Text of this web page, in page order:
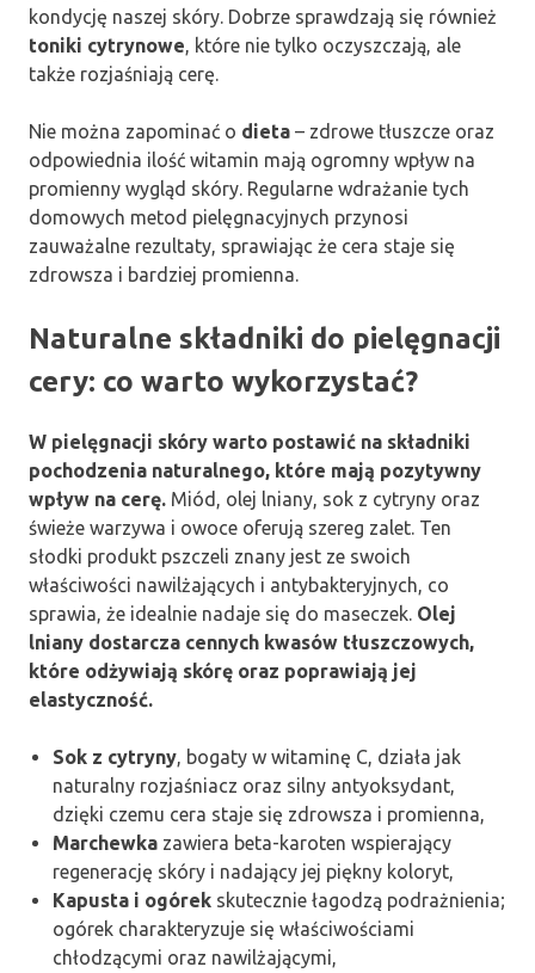
kondycję naszej skóry. Dobrze sprawdzają się również
toniki cytrynowe, które nie tylko oczyszczają, ale
także rozjaśniają cerę.
Nie można zapominać o dieta – zdrowe tłuszcze oraz
odpowiednia ilość witamin mają ogromny wpływ na
promienny wygląd skóry. Regularne wdrażanie tych
domowych metod pielęgnacyjnych przynosi
zauważalne rezultaty, sprawiając że cera staje się
zdrowsza i bardziej promienna.
Naturalne składniki do pielęgnacji
cery: co warto wykorzystać?
W pielęgnacji skóry warto postawić na składniki
pochodzenia naturalnego, które mają pozytywny
wpływ na cerę. Miód, olej lniany, sok z cytryny oraz
świeże warzywa i owoce oferują szereg zalet. Ten
słodki produkt pszczeli znany jest ze swoich
właściwości nawilżających i antybakteryjnych, co
sprawia, że idealnie nadaje się do maseczek. Olej
lniany dostarcza cennych kwasów tłuszczowych,
które odżywiają skórę oraz poprawiają jej
elastyczność.
Sok z cytryny, bogaty w witaminę C, działa jak
naturalny rozjaśniacz oraz silny antyoksydant,
dzięki czemu cera staje się zdrowsza i promienna,
Marchewka zawiera beta-karoten wspierający
regenerację skóry i nadający jej piękny koloryt,
Kapusta i ogórek skutecznie łagodzą podrażnienia;
ogórek charakteryzuje się właściwościami
chłodzącymi oraz nawilżającymi,